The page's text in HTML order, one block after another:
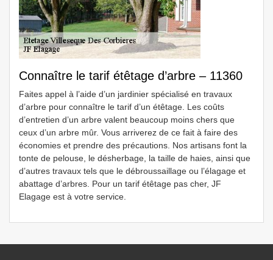
Connaître le tarif étêtage d’arbre – 11360
Faites appel à l’aide d’un jardinier spécialisé en travaux
d’arbre pour connaître le tarif d’un étêtage. Les coûts
d’entretien d’un arbre valent beaucoup moins chers que
ceux d’un arbre mûr. Vous arriverez de ce fait à faire des
économies et prendre des précautions. Nos artisans font la
tonte de pelouse, le désherbage, la taille de haies, ainsi que
d’autres travaux tels que le débroussaillage ou l’élagage et
abattage d’arbres. Pour un tarif étêtage pas cher, JF
Elagage est à votre service.